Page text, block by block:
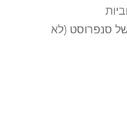
של סנפרוסט (לא